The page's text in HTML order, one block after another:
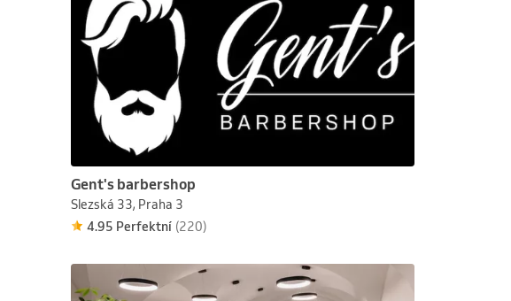
Gent's barbershop
Slezská 33, Praha 3
4.95 Perfektní (220)